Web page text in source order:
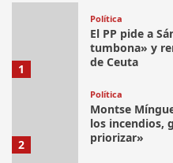
1
Política
El PP pide a
tumbona» y
de Ceuta
2
Política
Montse
los incendios,
priorizar»